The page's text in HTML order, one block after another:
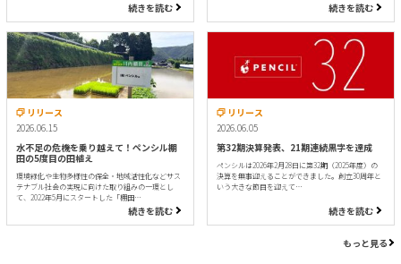
続きを読む 続きを読む
リリース
2026.06.15
水不足の危機を乗り越えて！ペンシル棚
田の5度目の田植え
環境緑化や生物多様性の保全・地域活性化などサス
テナブル社会の実現に向けた取り組みの一環とし
て、2022年5月にスタートした「棚田…
続きを読む
リリース
2026.06.05
第32期決算発表、21期連続黒字を達成
ペンシルは2026年2月28日に第32期（2025年度）の
決算を無事迎えることができました。創立30周年と
いう大きな節目を迎えて…
続きを読む
もっと見る